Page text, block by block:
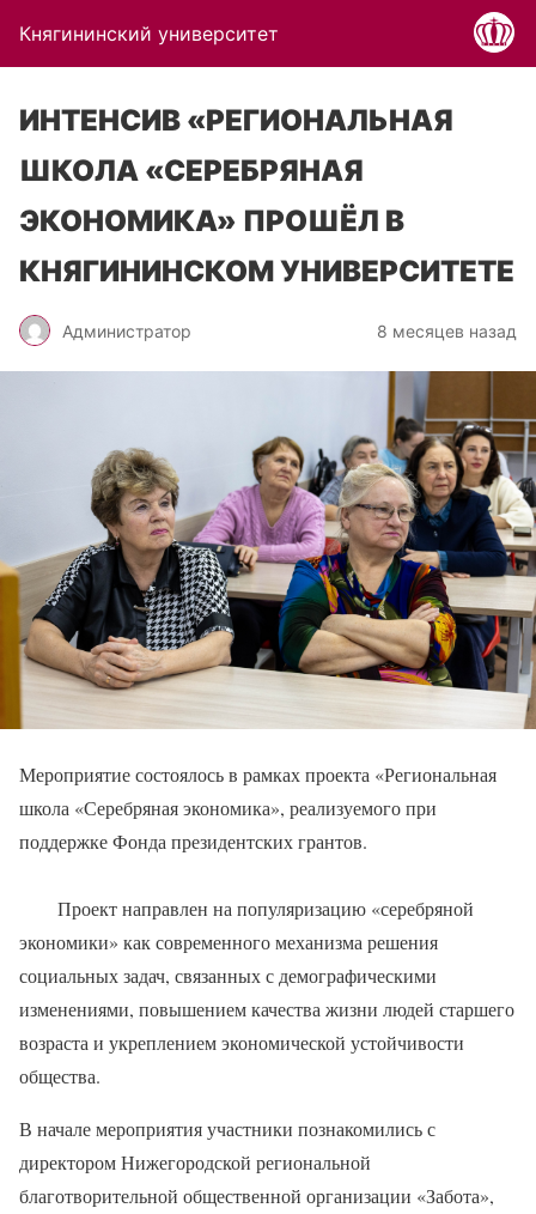
Княгининский университет
ИНТЕНСИВ «РЕГИОНАЛЬНАЯ
ШКОЛА «СЕРЕБРЯНАЯ
ЭКОНОМИКА» ПРОШЁЛ В
КНЯГИНИНСКОМ УНИВЕРСИТЕТЕ
Администратор 8 месяцев назад
Мероприятие состоялось в рамках проекта «Региональная
школа «Серебряная экономика», реализуемого при
поддержке Фонда президентских грантов.
Проект направлен на популяризацию «серебряной
экономики» как современного механизма решения
социальных задач, связанных с демографическими
изменениями, повышением качества жизни людей старшего
возраста и укреплением экономической устойчивости
общества.
В начале мероприятия участники познакомились с
директором Нижегородской региональной
благотворительной общественной организации «Забота»,